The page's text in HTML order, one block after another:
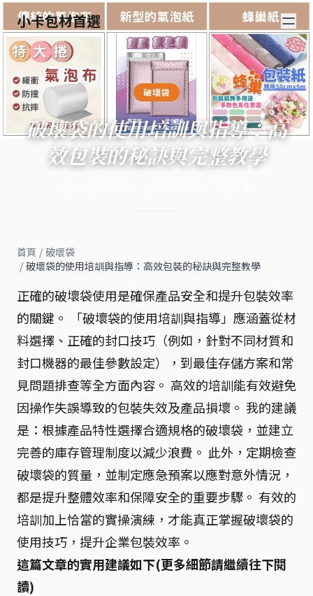
小卡包材首選
破壞袋
破壞袋的使用培訓與指導：高
效包裝的秘訣與完整教學
首頁 / 破壞袋
/ 破壞袋的使用培訓與指導：高效包裝的秘訣與完整教學
正確的破壞袋使用是確保產品安全和提升包裝效率
的關鍵。 「破壞袋的使用培訓與指導」應涵蓋從材
料選擇、正確的封口技巧（例如，針對不同材質和
封口機器的最佳參數設定），到最佳存儲方案和常
見問題排查等全方面內容。 高效的培訓能有效避免
因操作失誤導致的包裝失效及產品損壞。 我的建議
是：根據產品特性選擇合適規格的破壞袋，並建立
完善的庫存管理制度以減少浪費。 此外，定期檢查
破壞袋的質量，並制定應急預案以應對意外情況，
都是提升整體效率和保障安全的重要步驟。 有效的
培訓加上恰當的實操演練，才能真正掌握破壞袋的
使用技巧，提升企業包裝效率。
這篇文章的實用建議如下(更多細節請繼續往下閱
讀)